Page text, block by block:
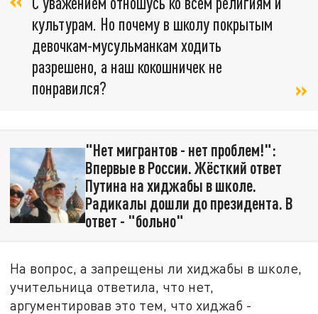
культурам. Но почему в школу покрытым
девочкам-мусульманкам ходить
разрешено, а наш кокошничек не
понравился?
"Нет мигрантов - нет проблем!":
Впервые в России. Жёсткий ответ
Путина на хиджабы в школе.
Радикалы дошли до президента. В
ответ - "больно"
На вопрос, а запрещены ли хиджабы в школе,
учительница ответила, что нет,
аргументировав это тем, что хиджаб -